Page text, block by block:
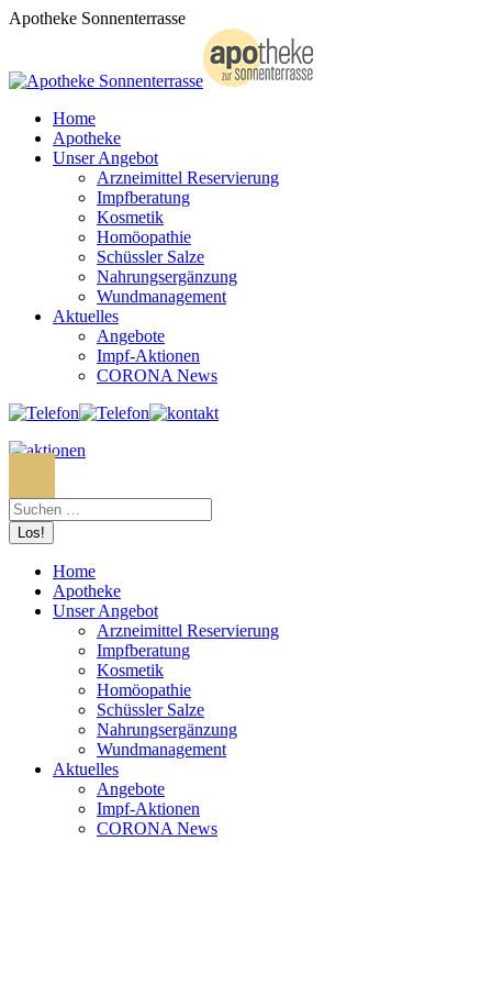
Zum
Apotheke Sonnenterrasse
Home
Apotheke
Unser Angebot
Arzneimittel Reservierung
Impfberatung
Kosmetik
Homöopathie
Schüssler Salze
Nahrungsergänzung
Wundmanagement
Aktuelles
Angebote
Impf-Aktionen
CORONA News
Home
Apotheke
Unser Angebot
Arzneimittel Reservierung
Impfberatung
Kosmetik
Homöopathie
Schüssler Salze
Nahrungsergänzung
Wundmanagement
Aktuelles
Angebote
Impf-Aktionen
CORONA News